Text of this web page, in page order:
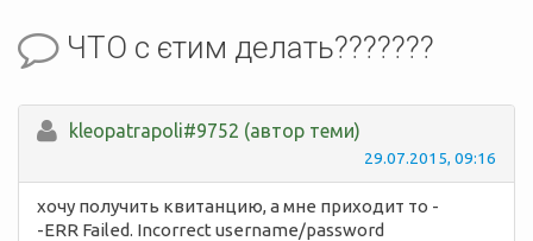
ЧТО с єтим делать???????
kleopatrapoli#9752 (автор теми)
29.07.2015, 09:16
хочу получить квитанцию, а мне приходит то -
-ERR Failed. Incorrect username/password